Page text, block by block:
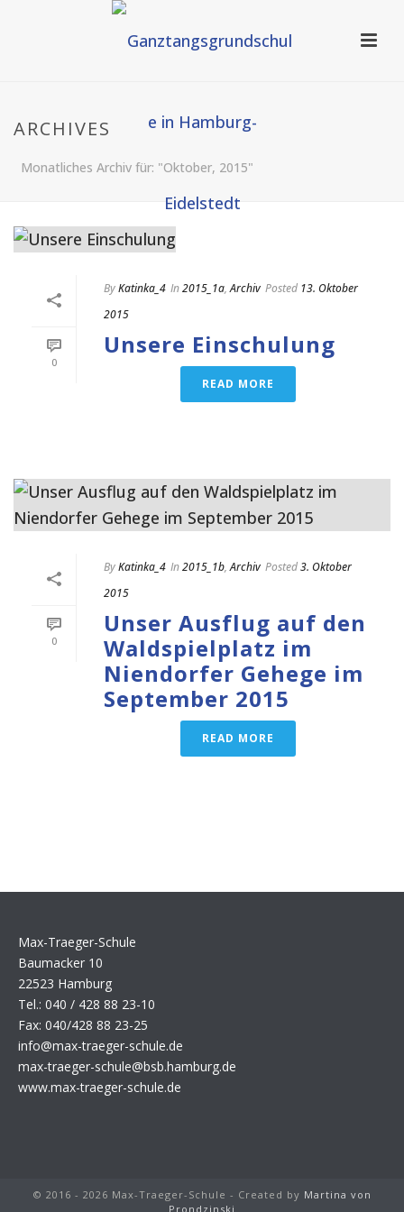
ARCHIVES
Monatliches Archiv für: "Oktober, 2015"
0
ByKatinka_4 In2015_1a,Archiv Posted 13. Oktober
2015
Unsere Einschulung
READ MORE
0
ByKatinka_4 In2015_1b,Archiv Posted3. Oktober
2015
Unser Ausflug auf den
Waldspielplatz im
Niendorfer Gehege im
September 2015
READ MORE
Max-Traeger-Schule
Baumacker 10
22523 Hamburg
Tel.: 040 / 428 88 23-10
Fax: 040/428 88 23-25
info@max-traeger-schule.de
max-traeger-schule@bsb.hamburg.de
www.max-traeger-schule.de
© 2016 - 2026 Max-Traeger-Schule - Created by Martina von
Prondzinski